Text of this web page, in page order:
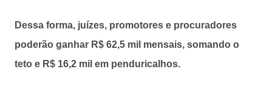
Dessa forma, juízes, promotores e procuradores
poderão ganhar R$ 62,5 mil mensais, somando o
teto e R$ 16,2 mil em penduricalhos.